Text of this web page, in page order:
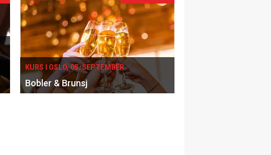
KURS I OSLO, 05. SEPTEMBER
Bobler & Brunsj